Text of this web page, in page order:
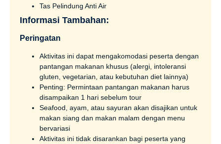
Tas Pelindung Anti Air
Informasi Tambahan:
Peringatan
Aktivitas ini dapat mengakomodasi peserta dengan
pantangan makanan khusus (alergi, intoleransi
gluten, vegetarian, atau kebutuhan diet lainnya)
Penting: Permintaan pantangan makanan harus
disampaikan 1 hari sebelum tour
Seafood, ayam, atau sayuran akan disajikan untuk
makan siang dan makan malam dengan menu
bervariasi
Aktivitas ini tidak disarankan bagi peserta yang